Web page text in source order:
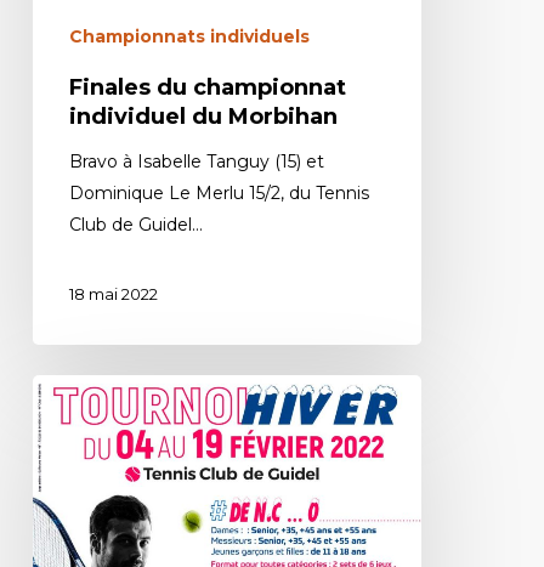
Championnats individuels
Finales du championnat
individuel du Morbihan
Bravo à Isabelle Tanguy (15) et
Dominique Le Merlu 15/2, du Tennis
Club de Guidel…
18 mai 2022